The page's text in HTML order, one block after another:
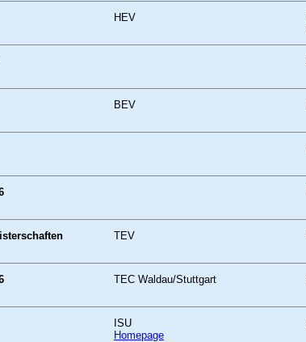
HEV
BEV
TEV
TEC Waldau/Stuttgart
ISU
Homepage